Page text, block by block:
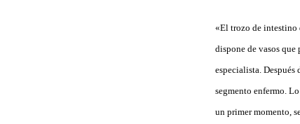
«El trozo de intestino
dispone de vasos
especialista.
segmento enfermo.
un primer momento,